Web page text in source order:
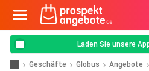
Laden Sie unsere
Geschäfte Globus Angebote